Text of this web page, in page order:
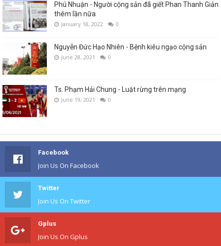
Phú Nhuận - Người cộng sản đã giết Phan Thanh Giản
thêm lần nữa
January 18, 2022 0
Nguyễn Đức Hạo Nhiên - Bệnh kiêu ngạo cộng sản
June 28, 2021 0
Ts. Phạm Hải Chung - Luật rừng trên mạng
June 19, 2021 0
Facebook
Join Us On Facebook
Twitter
Join Us On Twitter
Gplus
Join Us On Gplus